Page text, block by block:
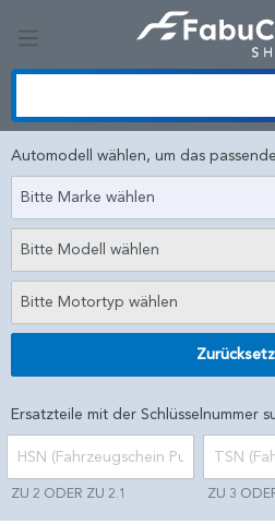
Automodell wählen, um das
Bitte Marke wählen
Bitte Modell wählen
Bitte Motortyp wählen
Ersatzteile mit der Schlüsselnummer
ZU 2 ODER ZU 2.1 ZU 3